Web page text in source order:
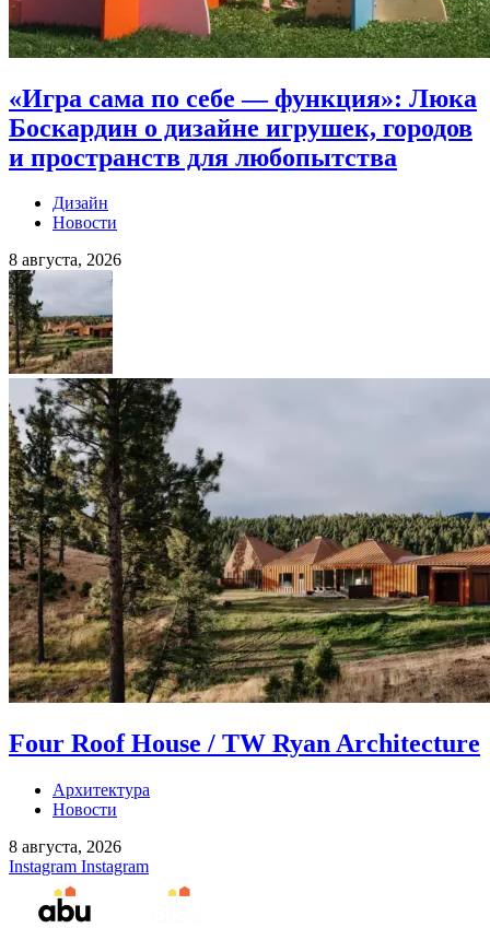
«Игра сама по себе — функция»: Люка
Боскардин о дизайне игрушек, городов
и пространств для любопытства
Дизайн
Новости
8 августа, 2026
Four Roof House / TW Ryan Architecture
Архитектура
Новости
8 августа, 2026
Instagram Instagram